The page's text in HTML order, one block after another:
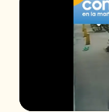
Contigo
Plan